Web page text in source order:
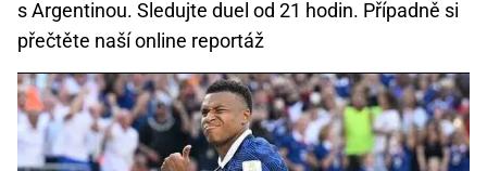
s Argentinou. Sledujte duel od 21 hodin. Případně si
přečtěte naší online reportáž